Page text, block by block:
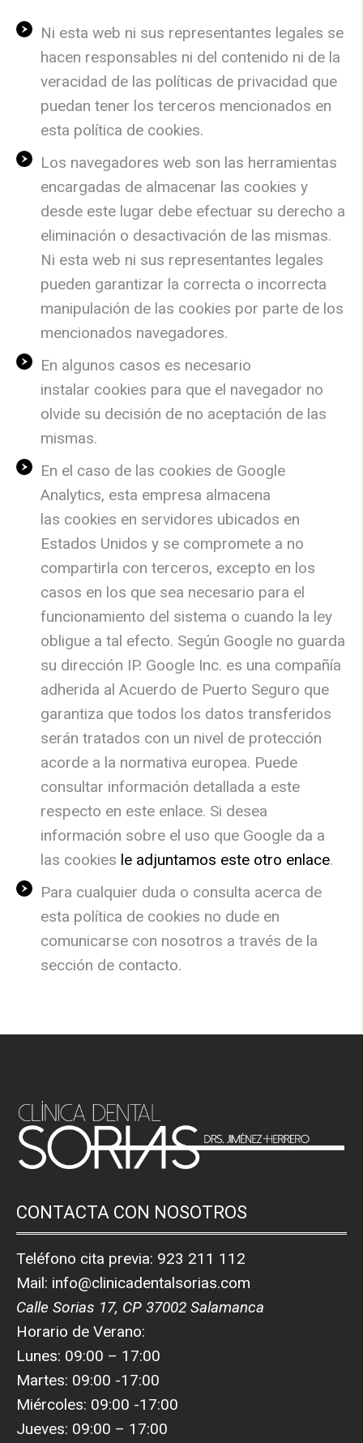
Ni esta web ni sus representantes legales se
hacen responsables ni del contenido ni de la
veracidad de las políticas de privacidad que
puedan tener los terceros mencionados en
esta política de cookies.
Los navegadores web son las herramientas
encargadas de almacenar las cookies y
desde este lugar debe efectuar su derecho a
eliminación o desactivación de las mismas.
Ni esta web ni sus representantes legales
pueden garantizar la correcta o incorrecta
manipulación de las cookies por parte de los
mencionados navegadores.
En algunos casos es necesario
instalar cookies para que el navegador no
olvide su decisión de no aceptación de las
mismas.
En el caso de las cookies de Google
Analytics, esta empresa almacena
las cookies en servidores ubicados en
Estados Unidos y se compromete a no
compartirla con terceros, excepto en los
casos en los que sea necesario para el
funcionamiento del sistema o cuando la ley
obligue a tal efecto. Según Google no guarda
su dirección IP. Google Inc. es una compañía
adherida al Acuerdo de Puerto Seguro que
garantiza que todos los datos transferidos
serán tratados con un nivel de protección
acorde a la normativa europea. Puede
consultar información detallada a este
respecto en este enlace. Si desea
información sobre el uso que Google da a
las cookies le adjuntamos este otro enlace.
Para cualquier duda o consulta acerca de
esta política de cookies no dude en
comunicarse con nosotros a través de la
sección de contacto.
CONTACTA CON NOSOTROS
Teléfono cita previa: 923 211 112
Mail: info@clinicadentalsorias.com
Calle Sorias 17, CP 37002 Salamanca
Horario de Verano:
Lunes: 09:00 – 17:00
Martes: 09:00 -17:00
Miércoles: 09:00 -17:00
Jueves: 09:00 – 17:00